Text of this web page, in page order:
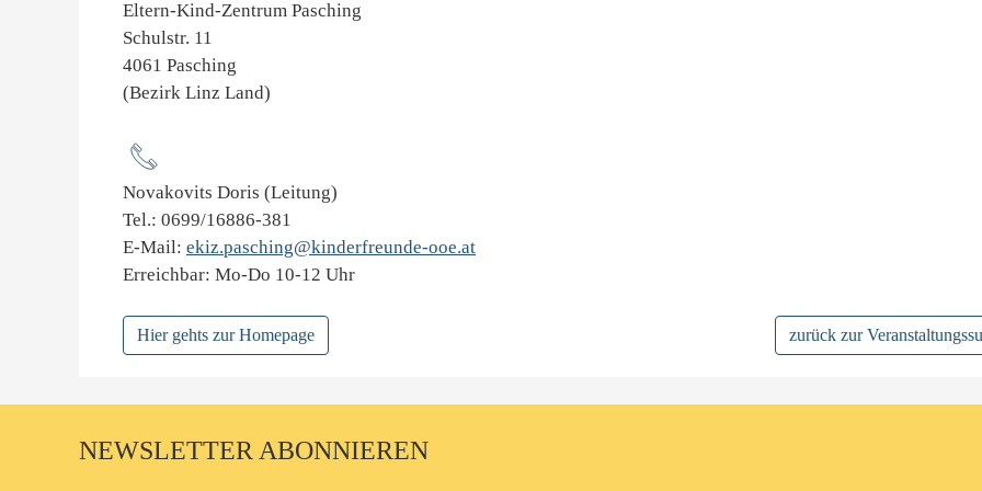
Eltern-Kind-Zentrum Pasching
Schulstr. 11
4061 Pasching
(Bezirk Linz Land)
Novakovits Doris (Leitung)
Tel.: 0699/16886-381
E-Mail: ekiz.pasching@kinderfreunde-ooe.at
Erreichbar: Mo-Do 10-12 Uhr
Hier gehts zur Homepage zurück zur
NEWSLETTER ABONNIEREN